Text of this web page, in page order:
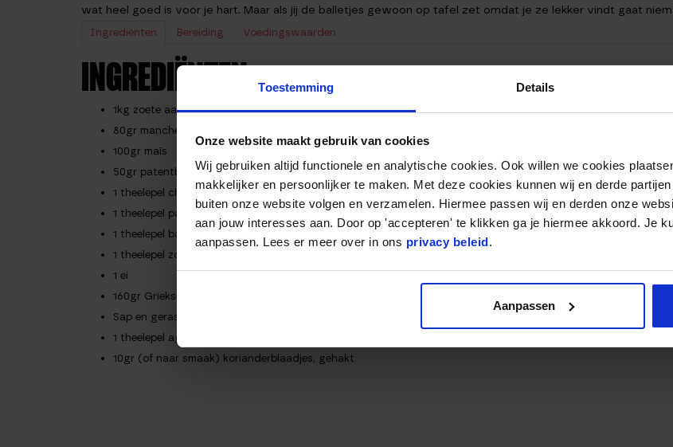
Toestemming Details
Onze website maakt gebruik van cookies
Wij gebruiken altijd functionele en analytische cookies. Ook willen we cookies
makkelijker en persoonlijker te maken. Met deze cookies kunnen wij en derde
buiten onze website volgen en verzamelen. Hiermee passen wij en derden onze
aan jouw interesses aan. Door op 'accepteren' te klikken ga je hiermee akkoord. Je
aanpassen. Lees er meer over in ons privacy beleid.
Aanpassen
wat heel goed is voor je hart. Maar als jij de balletjes gewoon op tafel zet omdat je ze lekker vindt gaat
Ingrediënten Bereiding Voedingswaarden
INGREDIËNTEN
1kg zoete aardappel, in blokjes
80gr manchego, geraspt
100gr maïs
50gr patentbloem
1 theelepel chilipoeder
1 theelepel paprikapoeder
1 theelepel bakpoeder
1 theelepel zout
1 ei
160gr Griekse yoghurt
Sap en geraspte schil van 1 limoen
1 theelepel agavesiroop
10gr (of naar smaak) korianderblaadjes, gehakt